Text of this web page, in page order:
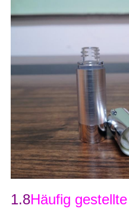
1.8Häufig